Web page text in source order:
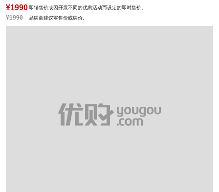
鞋面图案：拼色
参考鞋长(女)：26.5CM
制鞋工艺：胶贴皮鞋
性别：女子
皮质特征：牛皮革
¥1990 即销售价或因开展不同的优惠活动而设定的即时售价。
¥1990 品牌商建议零售价或牌价。